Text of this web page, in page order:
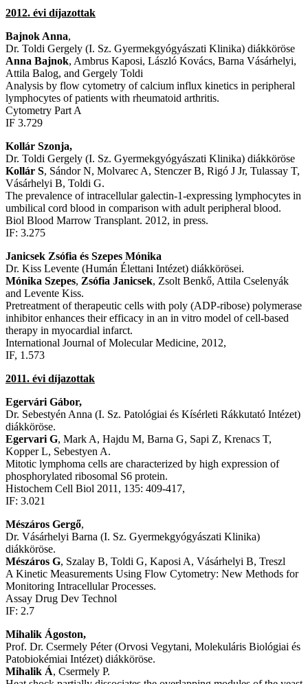
2012. évi díjazottak
Bajnok Anna,
Dr. Toldi Gergely (I. Sz. Gyermekgyógyászati Klinika) diákköröse
Anna Bajnok, Ambrus Kaposi, László Kovács, Barna Vásárhelyi,
Attila Balog, and Gergely Toldi
Analysis by flow cytometry of calcium influx kinetics in peripheral
lymphocytes of patients with rheumatoid arthritis.
Cytometry Part A
IF 3.729
Kollár Szonja,
Dr. Toldi Gergely (I. Sz. Gyermekgyógyászati Klinika) diákköröse
Kollár S, Sándor N, Molvarec A, Stenczer B, Rigó J Jr, Tulassay T,
Vásárhelyi B, Toldi G.
The prevalence of intracellular galectin-1-expressing lymphocytes in
umbilical cord blood in comparison with adult peripheral blood.
Biol Blood Marrow Transplant. 2012, in press.
IF: 3.275
Janicsek Zsófia és Szepes Mónika
Dr. Kiss Levente (Humán Élettani Intézet) diákkörösei.
Mónika Szepes, Zsófia Janicsek, Zsolt Benkő, Attila Cselenyák
and Levente Kiss.
Pretreatment of therapeutic cells with poly (ADP-ribose) polymerase
inhibitor enhances their efficacy in an in vitro model of cell-based
therapy in myocardial infarct.
International Journal of Molecular Medicine, 2012,
IF, 1.573
2011. évi díjazottak
Egervári Gábor,
Dr. Sebestyén Anna (I. Sz. Patológiai és Kísérleti Rákkutató Intézet)
diákköröse.
Egervari G, Mark A, Hajdu M, Barna G, Sapi Z, Krenacs T,
Kopper L, Sebestyen A.
Mitotic lymphoma cells are characterized by high expression of
phosphorylated ribosomal S6 protein.
Histochem Cell Biol 2011, 135: 409-417,
IF: 3.021
Mészáros Gergő,
Dr. Vásárhelyi Barna (I. Sz. Gyermekgyógyászati Klinika)
diákköröse.
Mészáros G, Szalay B, Toldi G, Kaposi A, Vásárhelyi B, Treszl
A Kinetic Measurements Using Flow Cytometry: New Methods for
Monitoring Intracellular Processes.
Assay Drug Dev Technol
IF: 2.7
Mihalik Ágoston,
Prof. Dr. Csermely Péter (Orvosi Vegytani, Molekuláris Biológiai és
Patobiokémiai Intézet) diákköröse.
Mihalik Á, Csermely P.